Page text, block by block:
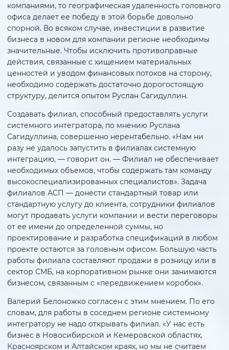
компаниями, то географическая удаленность головного
офиса делает ее победу в этой борьбе довольно
спорной. Во всяком случае, инвестиции в развитие
бизнеса в новом для компании регионе необходимы
значительные. Чтобы исключить противоправные
действия, связанные с хищением материальных
ценностей и уводом финансовых потоков на сторону,
необходимо содержать достаточно дорогостоящую
структуру, делится опытом Руслан Сагидуллин.
Создавать филиал, способный предоставлять услуги
системного интегратора, по мнению Руслана
Сагидуллина, совершенно нерентабельно. «Нам ни
разу не удалось запустить в филиалах системную
интеграцию, — говорит он. — Филиал не обеспечивает
необходимых объемов, чтобы содержать там команду
высокоспециализированных специалистов». Задача
филиалов АСП — донести стандартный товар или
стандартную услугу до клиента, сотрудники филиалов
могут продавать услуги компании и вести переговоры
от ее имени до определенной суммы, но
проектирование и разработка спецификаций в любом
проекте остаются за головным офисом. Большую часть
работы филиала составляют продажи в розницу или в
сектор СМБ, на корпоративном рынке они занимаются
бизнесом, связанным с «передвижением коробок».
Валерий Белоножко согласен с этим мнением. По его
словам, для работы в соседнем регионе системному
интегратору не надо открывать филиал. «У нас есть
бизнес в Новосибирской и Кемеровской областях,
Красноярском и Алтайском краях, но мы не считаем